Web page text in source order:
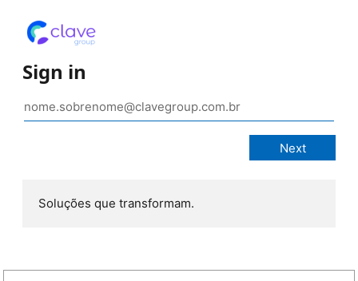
Sign in
Soluções que transformam.